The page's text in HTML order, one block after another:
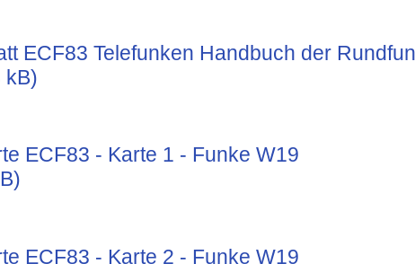
ECF83 Telefunken Handbuch der
kB)
ECF83 - Karte 1 - Funke W19
ECF83 - Karte 2 - Funke W19